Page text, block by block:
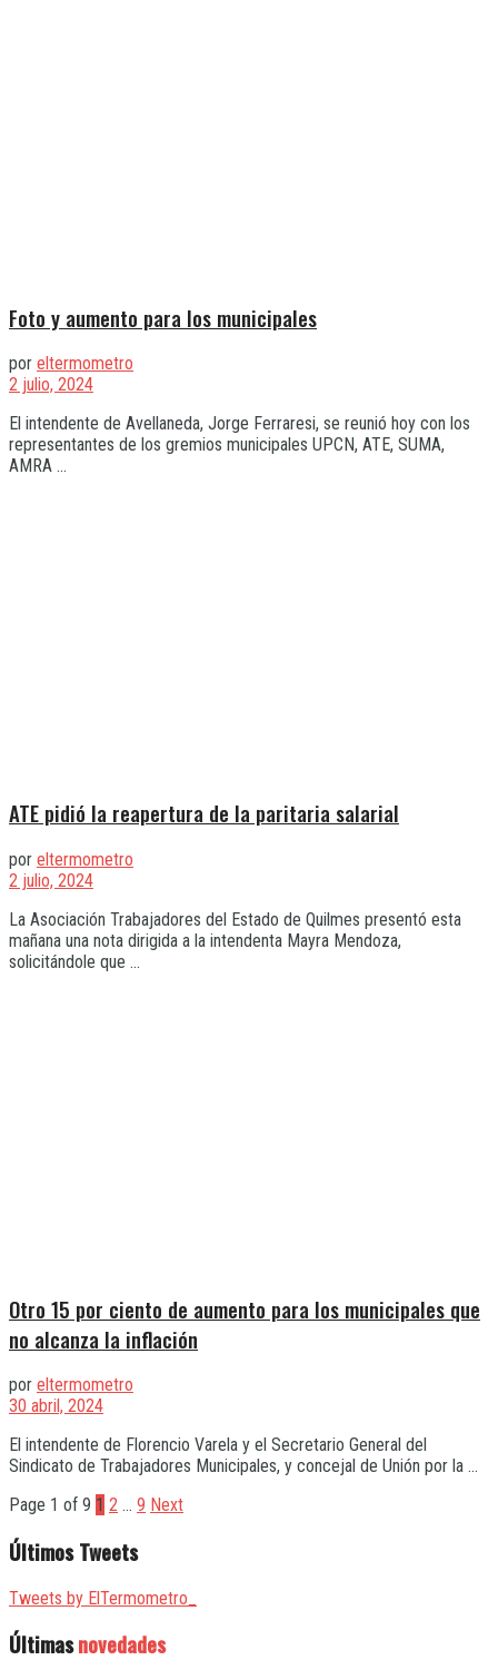
Foto y aumento para los municipales
por eltermometro
2 julio, 2024
El intendente de Avellaneda, Jorge Ferraresi, se reunió hoy con los
representantes de los gremios municipales UPCN, ATE, SUMA,
AMRA ...
ATE pidió la reapertura de la paritaria salarial
por eltermometro
2 julio, 2024
La Asociación Trabajadores del Estado de Quilmes presentó esta
mañana una nota dirigida a la intendenta Mayra Mendoza,
solicitándole que ...
Otro 15 por ciento de aumento para los municipales que
no alcanza la inflación
por eltermometro
30 abril, 2024
El intendente de Florencio Varela y el Secretario General del
Sindicato de Trabajadores Municipales, y concejal de Unión por la ...
Page 1 of 9 1 2 … 9 Next
Últimos Tweets
Tweets by ElTermometro_
Últimasnovedades